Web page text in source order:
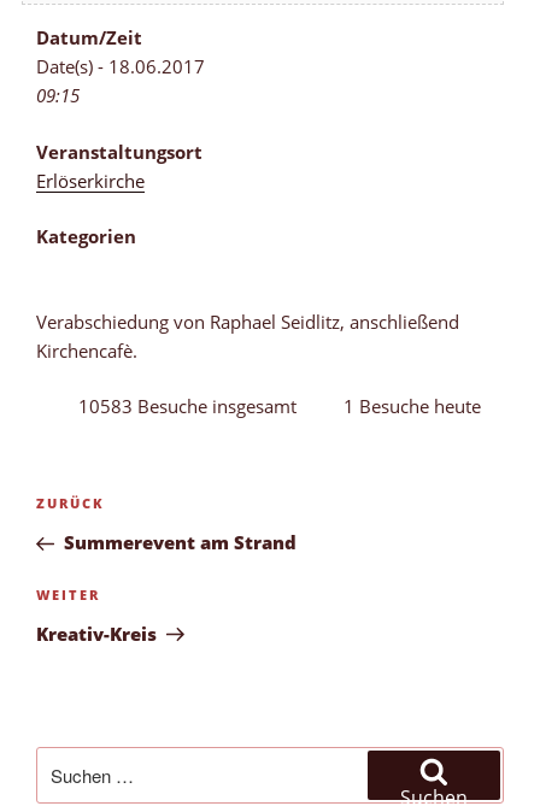
Datum/Zeit
Date(s) - 18.06.2017
09:15
Veranstaltungsort
Erlöserkirche
Kategorien
Verabschiedung von Raphael Seidlitz, anschließend
Kirchencafè.
10583 Besuche insgesamt 1 Besuche heute
Beitragsnavigation
Vorheriger
Beitrag
ZURÜCK
Summerevent am Strand
Nächster
Beitrag
WEITER
Kreativ-Kreis
nach:
Suchen